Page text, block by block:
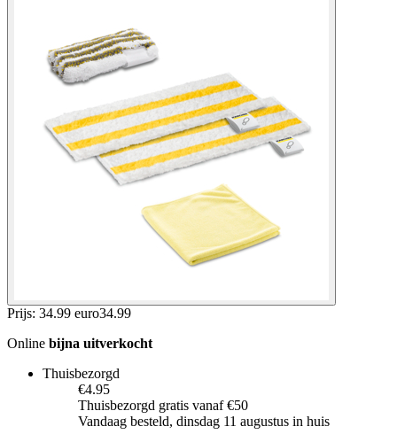
Prijs: 34.99 euro34.99
Online bijna uitverkocht
Thuisbezorgd
€4.95
Thuisbezorgd gratis vanaf €50
Vandaag besteld, dinsdag 11 augustus in huis